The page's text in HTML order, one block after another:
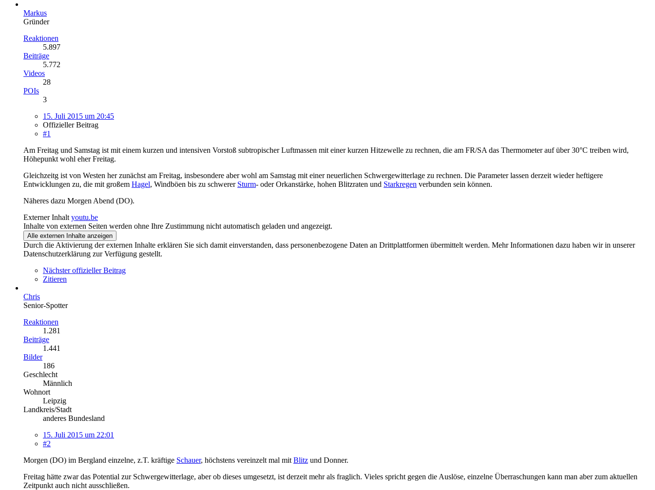
Markus
Gründer
Reaktionen
5.897
Beiträge
5.772
Videos
28
POIs
3
15. Juli 2015 um 20:45
Offizieller Beitrag
#1
Am Freitag und Samstag ist mit einem kurzen und intensiven Vorstoß subtropischer Luftmassen mit einer kurzen Hitzewelle zu rechnen, die am FR/SA das Thermometer auf über 30°C treiben wird,
Höhepunkt wohl eher Freitag.
Gleichzeitg ist von Westen her zunächst am Freitag, insbesondere aber wohl am Samstag mit einer neuerlichen Schwergewitterlage zu rechnen. Die Parameter lassen derzeit wieder heftigere
Entwicklungen zu, die mit großem Hagel, Windböen bis zu schwerer Sturm- oder Orkanstärke, hohen Blitzraten und Starkregen verbunden sein können.
Näheres dazu Morgen Abend (DO).
Externer Inhalt youtu.be
Inhalte von externen Seiten werden ohne Ihre Zustimmung nicht automatisch geladen und angezeigt.
Alle externen Inhalte anzeigen
Durch die Aktivierung der externen Inhalte erklären Sie sich damit einverstanden, dass personenbezogene Daten an Drittplattformen übermittelt werden. Mehr Informationen dazu haben wir in unserer
Datenschutzerklärung zur Verfügung gestellt.
Nächster offizieller Beitrag
Zitieren
Chris
Senior-Spotter
Reaktionen
1.281
Beiträge
1.441
Bilder
186
Geschlecht
Männlich
Wohnort
Leipzig
Landkreis/Stadt
anderes Bundesland
15. Juli 2015 um 22:01
#2
Morgen (DO) im Bergland einzelne, z.T. kräftige Schauer, höchstens vereinzelt mal mit Blitz und Donner.
Freitag hätte zwar das Potential zur Schwergewitterlage, aber ob dieses umgesetzt, ist derzeit mehr als fraglich. Vieles spricht gegen die Auslöse, einzelne Überraschungen kann man aber zum aktuellen
Zeitpunkt auch nicht ausschließen.